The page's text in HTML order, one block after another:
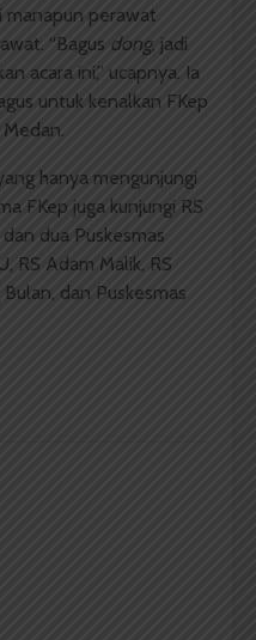
manapun perawat
“Bagus dong, jadi
acara ini,” ucapnya. Ia
untuk kenalkan FKep
hanya mengunjungi
FKep juga kunjungi RS
dua Puskesmas
RS Adam Malik, RS
dan Puskesmas